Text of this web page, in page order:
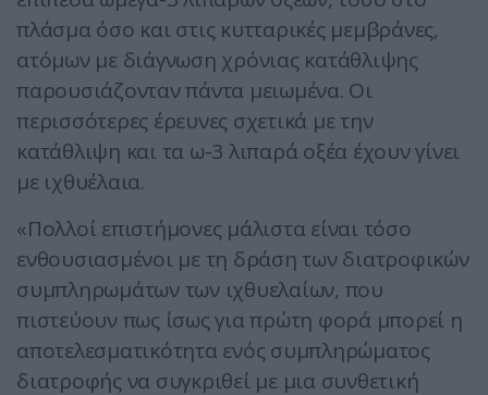
πλάσμα όσο και στις κυτταρικές μεμβράνες,
ατόμων με διάγνωση χρόνιας κατάθλιψης
παρουσιάζονταν πάντα μειωμένα. Οι
περισσότερες έρευνες σχετικά με την
κατάθλιψη και τα ω-3 λιπαρά οξέα έχουν γίνει
με ιχθυέλαια.
«Πολλοί επιστήμονες μάλιστα είναι τόσο
ενθουσιασμένοι με τη δράση των διατροφικών
συμπληρωμάτων των ιχθυελαίων, που
πιστεύουν πως ίσως για πρώτη φορά μπορεί η
αποτελεσματικότητα ενός συμπληρώματος
διατροφής να συγκριθεί με μια συνθετική